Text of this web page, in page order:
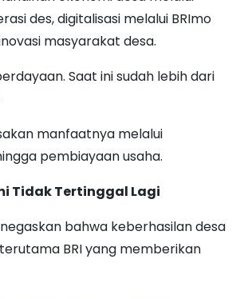
des, digitalisasi melalui BRImo
masyarakat desa.
Saat ini sudah lebih dari
manfaatnya melalui
pembiayaan usaha.
Tidak Tertinggal Lagi
bahwa keberhasilan desa
BRI yang memberikan